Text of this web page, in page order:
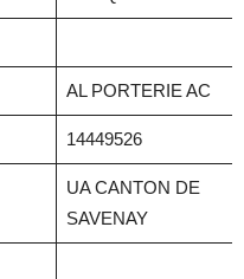
AL PORTERIE AC
14449526
UA CANTON DE
SAVENAY